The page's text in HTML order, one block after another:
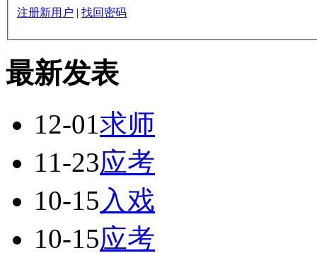
注册新用户 | 找回密码
最新发表
12-01求师
11-23应考
10-15入戏
10-15应考